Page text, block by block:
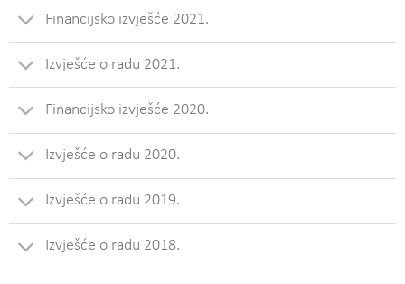
Financijsko izvješće 2021.
Izvješće o radu 2021.
Financijsko izvješće 2020.
Izvješće o radu 2020.
Izvješće o radu 2019.
Izvješće o radu 2018.